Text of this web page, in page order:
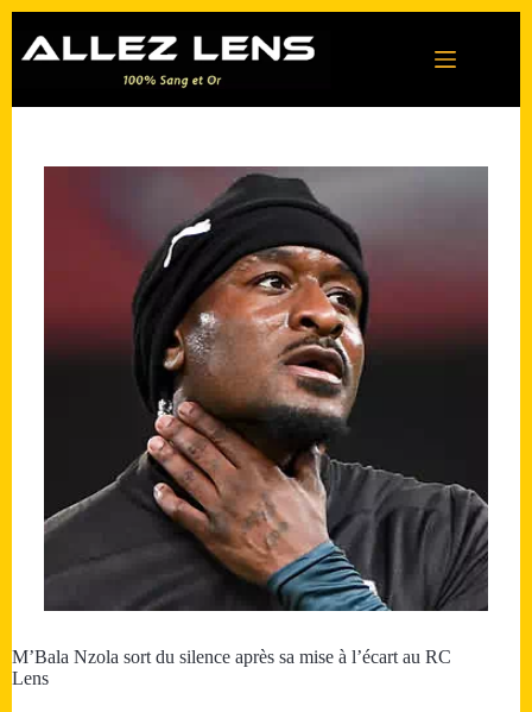
contenu
M’Bala Nzola sort du silence après sa mise à l’écart au RC
Lens